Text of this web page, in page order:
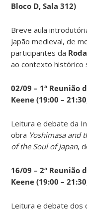
Bloco D, Sala 312)
Breve aula
Japão medieval, de
participantes da
ao contexto histórico
02/09 – 1ª Reunião
Keene (19:00 –
Leitura e debate da
obra Yoshimasa and
of the Soul of Japan,
16/09 – 2ª Reunião
Keene (19:00 –
Leitura e debate dos